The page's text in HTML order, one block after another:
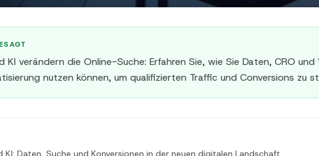
KI verändern die Online-Suche: Erfahren Sie, wie Sie Daten, CRO
nutzen können, um qualifizierten Traffic und Conversions zu
KI: Daten, Suche und Konversionen in der neuen digitalen Landschaft